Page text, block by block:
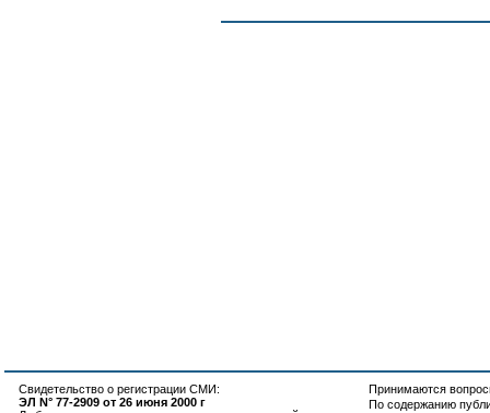
Свидетельство о регистрации СМИ:
ЭЛ N° 77-2909 от 26 июня 2000 г
Принимаются
По содержанию